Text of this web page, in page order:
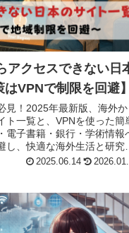
アクセスできない日
VPNで制限を回避】
見！2025年最新版、海外か
ト一覧と、VPNを使った簡
電子書籍・銀行・学術情報
、快適な海外生活と研究活
めVPNも紹介。
2025.06.14